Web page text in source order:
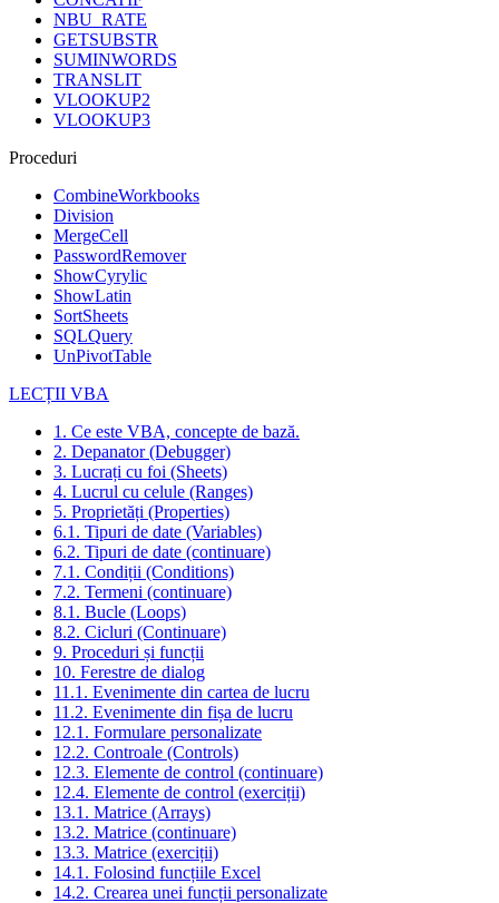
NBU_RATE
GETSUBSTR
SUMINWORDS
TRANSLIT
VLOOKUP2
VLOOKUP3
Proceduri
CombineWorkbooks
Division
MergeCell
PasswordRemover
ShowCyrylic
ShowLatin
SortSheets
SQLQuery
UnPivotTable
LECȚII VBA
1. Ce este VBA, concepte de bază.
2. Depanator (Debugger)
3. Lucrați cu foi (Sheets)
4. Lucrul cu celule (Ranges)
5. Proprietăți (Properties)
6.1. Tipuri de date (Variables)
6.2. Tipuri de date (continuare)
7.1. Condiții (Conditions)
7.2. Termeni (continuare)
8.1. Bucle (Loops)
8.2. Cicluri (Continuare)
9. Proceduri și funcții
10. Ferestre de dialog
11.1. Evenimente din cartea de lucru
11.2. Evenimente din fișa de lucru
12.1. Formulare personalizate
12.2. Controale (Controls)
12.3. Elemente de control (continuare)
12.4. Elemente de control (exerciții)
13.1. Matrice (Arrays)
13.2. Matrice (continuare)
13.3. Matrice (exerciții)
14.1. Folosind funcțiile Excel
14.2. Crearea unei funcții personalizate